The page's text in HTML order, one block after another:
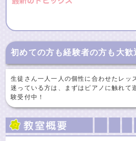
初めての方も経験者の方も大歓
生徒さん一人一人の個性に合わせたレッ
迷っている方は、まずはピアノに触れて
験受付中！